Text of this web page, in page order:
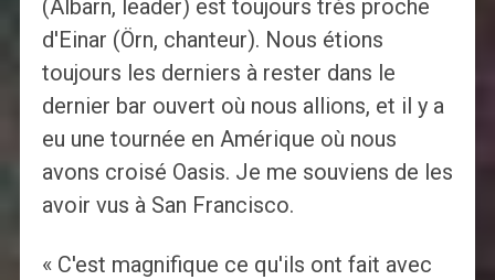
(Albarn, leader) est toujours très proche
d'Einar (Örn, chanteur). Nous étions
toujours les derniers à rester dans le
dernier bar ouvert où nous allions, et il y a
eu une tournée en Amérique où nous
avons croisé Oasis. Je me souviens de les
avoir vus à San Francisco.
« C'est magnifique ce qu'ils ont fait avec